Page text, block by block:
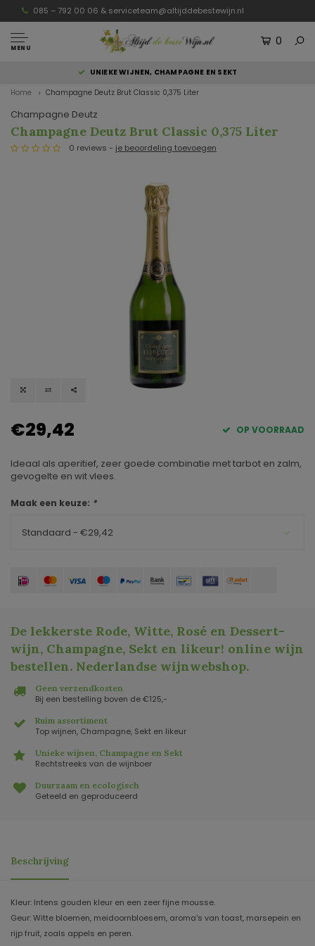
085 – 792 00 06 & serviceteam@altijddebestewijn.nl
MENU
0
UNIEKE WIJNEN, CHAMPAGNE EN SEKT
Home Champagne Deutz Brut Classic 0,375 Liter
Champagne Deutz
Champagne Deutz Brut Classic 0,375 Liter
0 reviews - je beoordeling toevoegen
€29,42 OP VOORRAAD
Ideaal als aperitief, zeer goede combinatie met tarbot en zalm,
gevogelte en wit vlees.
Maak een keuze: *
Standaard - €29,42
De lekkerste Rode, Witte, Rosé en Dessert-
wijn, Champagne, Sekt en likeur! online wijn
bestellen. Nederlandse wijnwebshop.
Geen verzendkosten
Bij een bestelling boven de €125,-
Ruim assortiment
Top wijnen, Champagne, Sekt en likeur
Unieke wijnen, Champagne en Sekt
Rechtstreeks van de wijnboer
Duurzaam en ecologisch
Geteeld en geproduceerd
Beschrijving
Kleur: Intens gouden kleur en een zeer fijne mousse.
Geur: Witte bloemen, meidoornbloesem, aroma's van toast, marsepein en
rijp fruit, zoals appels en peren.